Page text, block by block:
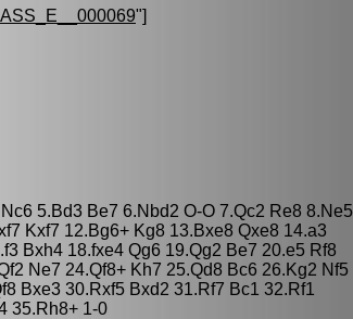
"]
5.Bd3 Be7 6.Nbd2 O-O 7.Qc2 Re8 8.Ne5
Kxf7 12.Bg6+ Kg8 13.Bxe8 Qxe8 14.a3
Bxh4 18.fxe4 Qg6 19.Qg2 Be7 20.e5 Rf8
Ne7 24.Qf8+ Kh7 25.Qd8 Bc6 26.Kg2 Nf5
Bxe3 30.Rxf5 Bxd2 31.Rf7 Bc1 32.Rf1
35.Rh8+ 1-0